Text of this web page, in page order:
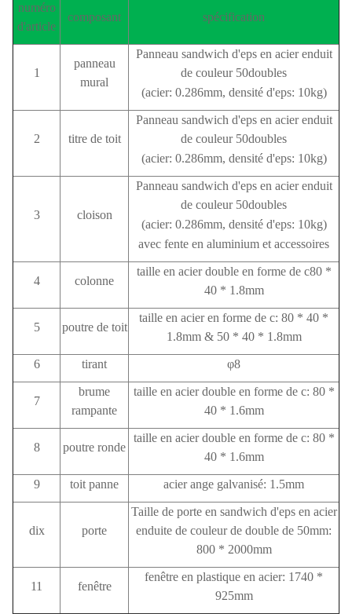
numéro
d'article
composant spécification
1
panneau
mural
Panneau sandwich d'eps en acier enduit
de couleur 50doubles
(acier: 0.286mm, densité d'eps: 10kg)
2 titre de toit
Panneau sandwich d'eps en acier enduit
de couleur 50doubles
(acier: 0.286mm, densité d'eps: 10kg)
3 cloison
Panneau sandwich d'eps en acier enduit
de couleur 50doubles
(acier: 0.286mm, densité d'eps: 10kg)
avec fente en aluminium et accessoires
4 colonne
taille en acier double en forme de c80 *
40 * 1.8mm
5 poutre de toit
taille en acier en forme de c: 80 * 40 *
1.8mm & 50 * 40 * 1.8mm
6 tirant φ8
7
brume
rampante
taille en acier double en forme de c: 80 *
40 * 1.6mm
8 poutre ronde
taille en acier double en forme de c: 80 *
40 * 1.6mm
9 toit panne acier ange galvanisé: 1.5mm
dix porte
Taille de porte en sandwich d'eps en acier
enduite de couleur de double de 50mm:
800 * 2000mm
11 fenêtre
fenêtre en plastique en acier: 1740 *
925mm